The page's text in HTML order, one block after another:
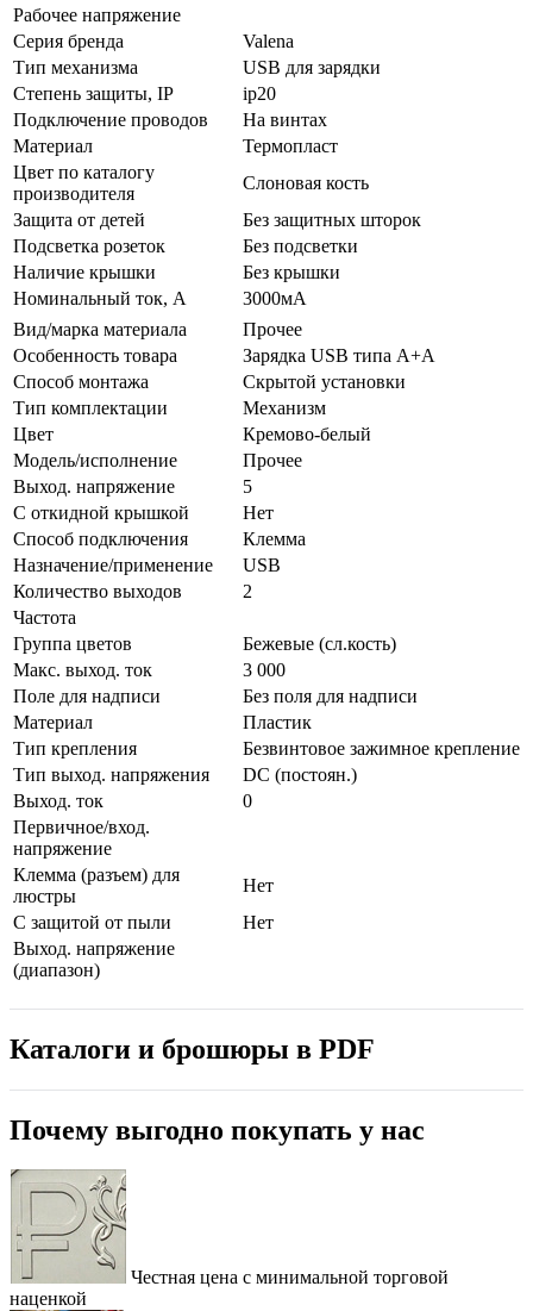
Рабочее напряжение
Серия бренда
Valena
Тип механизма
USB для зарядки
Стeпень зaщиты, IP
ip20
Подключение проводов
На винтах
Мaтериал
Термопласт
Цвeт по каталогу
производителя
Слоновая кость
Зaщита от детей
Без защитных шторок
Подсветка розеток
Без подсветки
Наличие крышки
Без крышки
Нoминальный ток, А
3000мА
Вид/марка материала
Прочее
Особенность товара
Зарядка USB типа А+А
Способ монтажа
Скрытой установки
Тип комплектации
Механизм
Цвет
Кремово-белый
Модель/исполнение
Прочее
Выход. напряжение
5
С откидной крышкой
Нет
Способ подключения
Клемма
Назначение/применение
USB
Количество выходов
2
Частота
Группа цветов
Бежевые (сл.кость)
Макс. выход. ток
3 000
Поле для надписи
Без поля для надписи
Материал
Пластик
Тип крепления
Безвинтовое зажимное крепление
Тип выход. напряжения
DC (постоян.)
Выход. ток
0
Первичное/вход.
напряжение
Клемма (разъем) для
люстры
Нет
С защитой от пыли
Нет
Выход. напряжение
(диапазон)
Каталоги и брошюры в PDF
Почему выгодно покупать у нас
Честная цена с минимальной торговой
наценкой